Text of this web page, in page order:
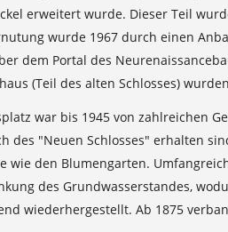
erweitert wurde. Dieser Teil
wurde 1967 durch einen
dem Portal des
(Teil des alten Schlosses)
war bis 1945 von zahlreichen
des "Neuen Schlosses" erhalten
wie den Blumengarten.
des Grundwasserstandes,
wiederhergestellt. Ab 1875